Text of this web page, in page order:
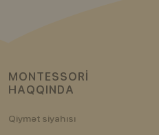
MONTESSORI
HAQQINDA
Qiymət siyahısı